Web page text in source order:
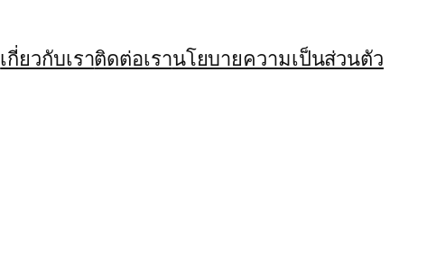
เกี่ยวกับเราติดต่อเรานโยบายความเป็นส่วนตัว